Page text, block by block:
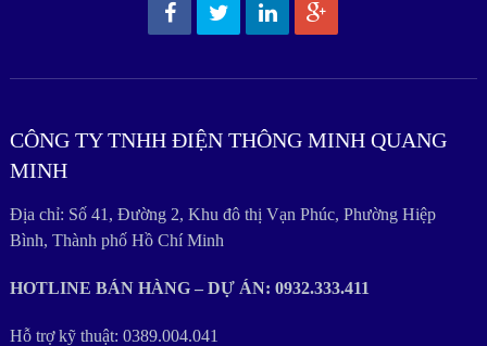
CÔNG TY TNHH ĐIỆN THÔNG MINH QUANG
MINH
Địa chỉ: Số 41, Đường 2, Khu đô thị Vạn Phúc, Phường Hiệp
Bình, Thành phố Hồ Chí Minh
HOTLINE BÁN HÀNG – DỰ ÁN: 0932.333.411
Hỗ trợ kỹ thuật: 0389.004.041